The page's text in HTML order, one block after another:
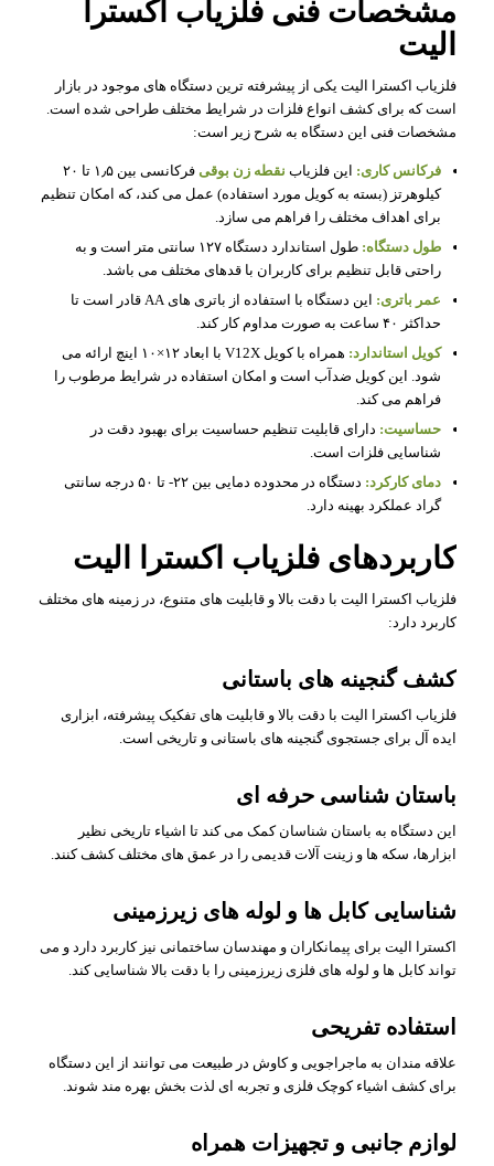
مشخصات فنی فلزیاب اکسترا
الیت
فلزیاب اکسترا الیت یکی از پیشرفته ترین دستگاه های موجود در بازار
است که برای کشف انواع فلزات در شرایط مختلف طراحی شده است.
مشخصات فنی این دستگاه به شرح زیر است:
فرکانس کاری: این فلزیاب نقطه زن بوقی
فرکانسی بین ۱٫۵ تا ۲۰
کیلوهرتز (بسته به کویل مورد استفاده) عمل می کند، که امکان تنظیم
برای اهداف مختلف را فراهم می سازد.
طول دستگاه:
طول استاندارد دستگاه ۱۲۷ سانتی متر است و به
راحتی قابل تنظیم برای کاربران با قدهای مختلف می باشد.
عمر باتری:
این دستگاه با استفاده از باتری های AA قادر است تا
حداکثر ۴۰ ساعت به صورت مداوم کار کند.
کویل استاندارد:
همراه با کویل V12X با ابعاد ۱۲×۱۰ اینچ ارائه می
شود. این کویل ضدآب است و امکان استفاده در شرایط مرطوب را
فراهم می کند.
حساسیت: دارای قابلیت تنظیم حساسیت برای بهبود دقت در
شناسایی فلزات است.
دمای کارکرد:
دستگاه در محدوده دمایی بین ۲۲- تا ۵۰ درجه سانتی
گراد عملکرد بهینه دارد.
کاربردهای فلزیاب اکسترا الیت
فلزیاب اکسترا الیت با دقت بالا و قابلیت های متنوع، در زمینه های مختلف
کاربرد دارد:
کشف گنجینه های باستانی
فلزیاب اکسترا الیت با دقت بالا و قابلیت های تفکیک پیشرفته، ابزاری
ایده آل برای جستجوی گنجینه های باستانی و تاریخی است.
باستان شناسی حرفه ای
این دستگاه به باستان شناسان کمک می کند تا اشیاء تاریخی نظیر
ابزارها، سکه ها و زینت آلات قدیمی را در عمق های مختلف کشف کنند.
شناسایی کابل ها و لوله های زیرزمینی
اکسترا الیت برای پیمانکاران و مهندسان ساختمانی نیز کاربرد دارد و می
تواند کابل ها و لوله های فلزی زیرزمینی را با دقت بالا شناسایی کند.
استفاده تفریحی
علاقه مندان به ماجراجویی و کاوش در طبیعت می توانند از این دستگاه
برای کشف اشیاء کوچک فلزی و تجربه ای لذت بخش بهره مند شوند.
لوازم جانبی و تجهیزات همراه